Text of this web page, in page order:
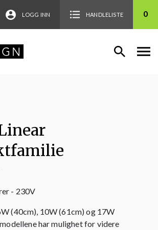
LOGG INN HANDLELISTE 0
- 230V
(40cm), 10W (61cm) og 17W
har mulighet for videre